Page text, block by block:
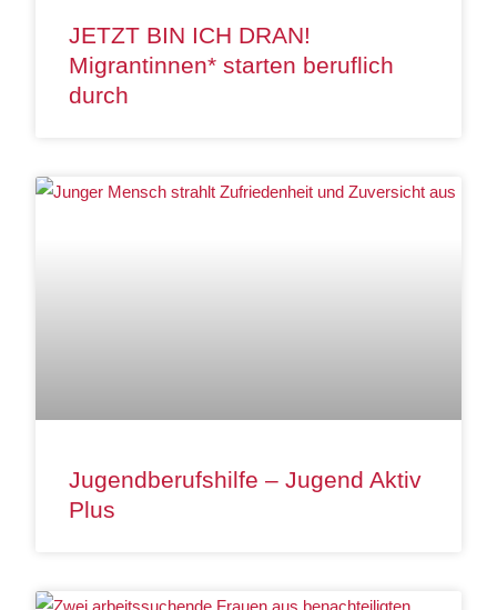
JETZT BIN ICH DRAN!
Migrantinnen* starten beruflich
durch
Jugendberufshilfe – Jugend Aktiv
Plus